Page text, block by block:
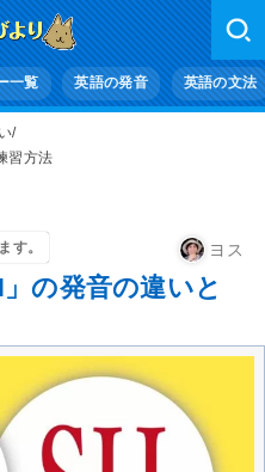
一覧 英語の発音 英語の文法
習方法
す。 ヨス
の発音の違いと